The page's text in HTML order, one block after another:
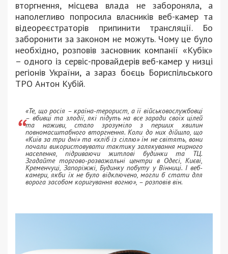
вторгнення, місцева влада не забороняла, а
наполегливо попросила власників веб-камер та
відеореєстраторів припинити трансляції. Бо
заборонити за законом не можуть. Чому це було
необхідно, розповів засновник компанії «Кубік»
– одного із сервіс-провайдерів веб-камер у низці
регіонів України, а зараз боєць Бориспільського
ТРО Антон Кубій.
«Те, що росія – країна-терорист, а її військовослужбовці
– вбивці та злодії, які підуть на все заради своїх цілей
та наживи, стало зрозуміло з перших хвилин
повномасштабного вторгнення. Коли до них дійшло, що
«Київ за три дні» та «хліб із сіллю» їм не світять, вони
почали використовувати тактику залякування мирного
населення, підриваючи житлові будинки та ТЦ.
Згадайте торгово-розважальні центри в Одесі, Києві,
Кременчуці, Запоріжжі, Будинку побуту у Вінниці. І веб-
камери, якби їх не було відключено, могли б стати для
ворога засобом коригування вогню», – розповів він.